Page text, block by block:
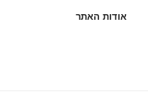
אודות האתר